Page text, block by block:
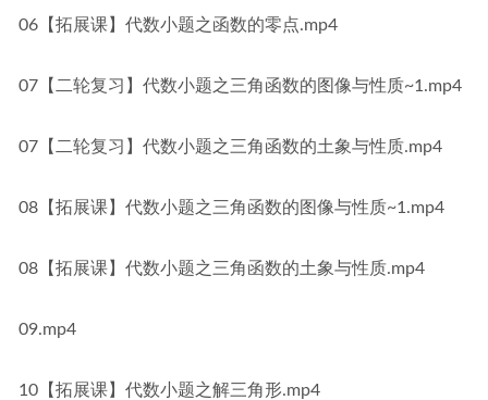
06【拓展课】代数小题之函数的零点.mp4
07【二轮复习】代数小题之三角函数的图像与性质~1.mp4
07【二轮复习】代数小题之三角函数的土象与性质.mp4
08【拓展课】代数小题之三角函数的图像与性质~1.mp4
08【拓展课】代数小题之三角函数的土象与性质.mp4
09.mp4
10【拓展课】代数小题之解三角形.mp4